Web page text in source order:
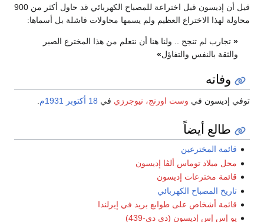
قيل أن إديسون قبل اختراعة للمصباح الكهربائي قد حاول أكثر من 900
محاولة لهذا الاختراع العظيم ولم يسمها محاولات فاشلة بل أسماها:
« تجارب لم تنجح .. ولنا هنا أن نتعلم من هذا المخترع الصبر
والثقة بالنفس والتفاؤل»
وفاته
توفي إديسون في وست اورنج، نيوجرزي في 18 أكتوبر 1931م
طالع أيضاً
قائمة المخترعين
محل ميلاد توماس ألڤا إديسون
قائمة مخترعات إديسون
تاريخ المصباح الكهربائي
قائمة أشخاص على طوابع بريد في إيرلندا
يو إس إس إديسون (دي دي-439)